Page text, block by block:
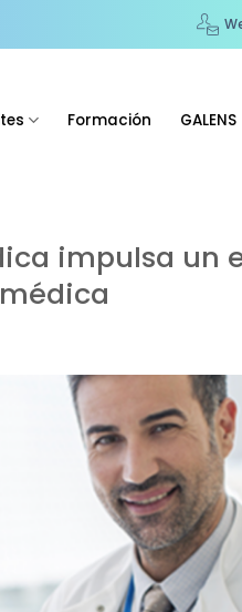
Formación GALENS
impulsa un